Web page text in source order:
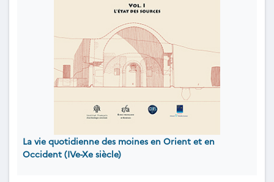
La vie quotidienne des moines en Orient et en
Occident (IVe-Xe siècle)